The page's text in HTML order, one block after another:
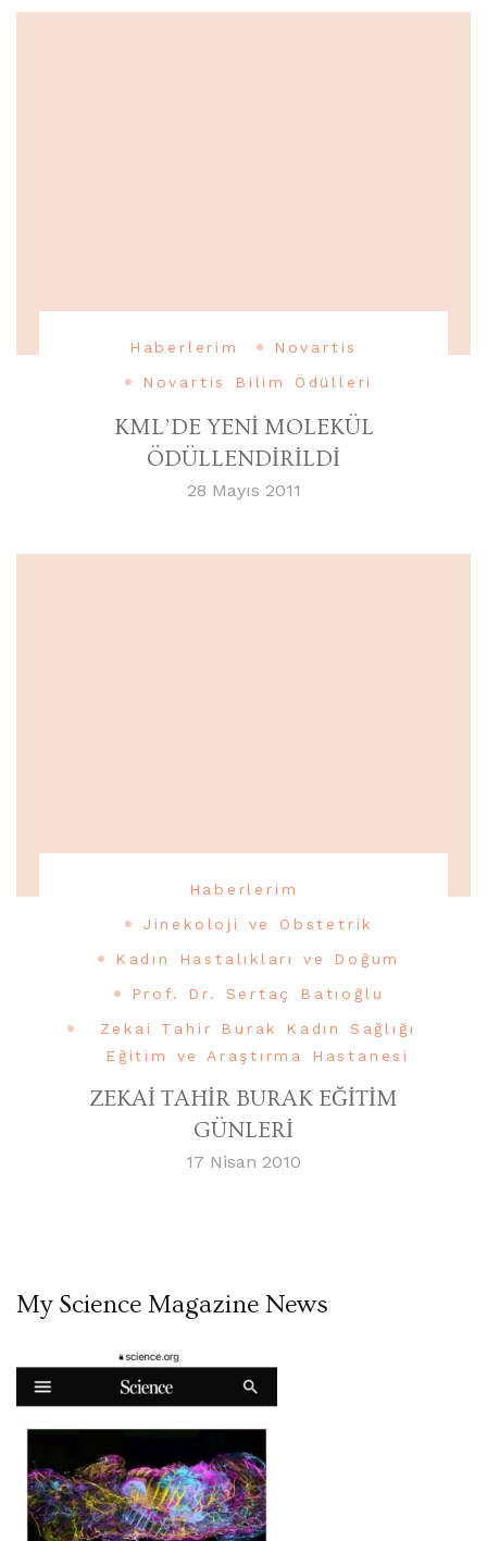
Haberlerim
Novartis
Novartis Bilim Ödülleri
KML’DE YENİ MOLEKÜL
ÖDÜLLENDİRİLDİ
28 Mayıs 2011
Haberlerim
Jinekoloji ve Obstetrik
Kadın Hastalıkları ve Doğum
Prof. Dr. Sertaç Batıoğlu
Zekai Tahir Burak Kadın Sağlığı
Eğitim ve Araştırma Hastanesi
ZEKAİ TAHİR BURAK EĞİTİM
GÜNLERİ
17 Nisan 2010
My Science Magazine News